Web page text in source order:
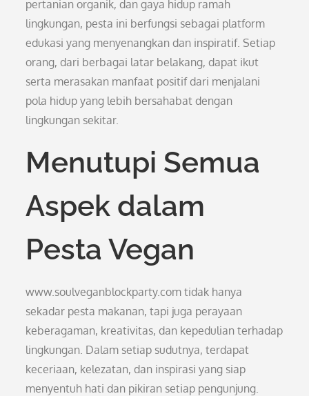
pertanian organik, dan gaya hidup ramah
lingkungan, pesta ini berfungsi sebagai platform
edukasi yang menyenangkan dan inspiratif. Setiap
orang, dari berbagai latar belakang, dapat ikut
serta merasakan manfaat positif dari menjalani
pola hidup yang lebih bersahabat dengan
lingkungan sekitar.
Menutupi Semua
Aspek dalam
Pesta Vegan
www.soulveganblockparty.com tidak hanya
sekadar pesta makanan, tapi juga perayaan
keberagaman, kreativitas, dan kepedulian terhadap
lingkungan. Dalam setiap sudutnya, terdapat
keceriaan, kelezatan, dan inspirasi yang siap
menyentuh hati dan pikiran setiap pengunjung.